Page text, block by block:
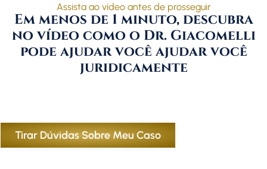
Assista ao vídeo antes de prosseguir
Em menos de 1 minuto, descubra
no vídeo como o Dr. Giacomelli
pode ajudar você ajudar você
juridicamente
Tirar Dúvidas Sobre Meu Caso